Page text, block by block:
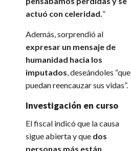
actuó con celeridad.”
Además, sorprendió al
expresar un mensaje de
humanidad hacia los
imputados, deseándoles “que
puedan reencauzar sus vidas”.
Investigación en curso
El fiscal indicó que la causa
sigue abierta y que dos
personas más están